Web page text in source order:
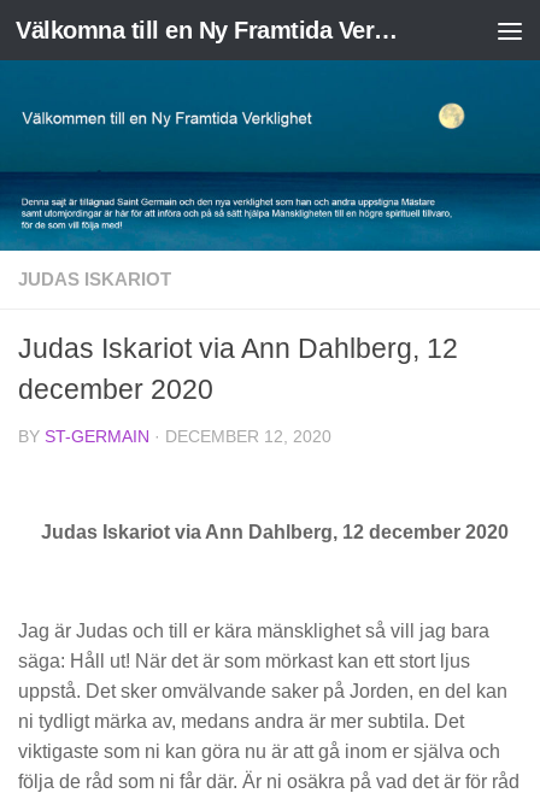
Skip to content Välkomna till en Ny Framtida Verklighet
JUDAS ISKARIOT
Judas Iskariot via Ann Dahlberg, 12
december 2020
BY ST-GERMAIN · DECEMBER 12, 2020
Judas Iskariot via Ann Dahlberg, 12 december 2020
Jag är Judas och till er kära mänsklighet så vill jag bara
säga: Håll ut! När det är som mörkast kan ett stort ljus
uppstå. Det sker omvälvande saker på Jorden, en del kan
ni tydligt märka av, medans andra är mer subtila. Det
viktigaste som ni kan göra nu är att gå inom er själva och
följa de råd som ni får där. Är ni osäkra på vad det är för råd